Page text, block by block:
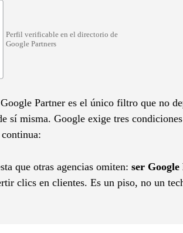
Perfil verificable en el directorio de
Google Partners
Partner es el único filtro que no
sí misma. Google exige tres
que otras agencias omiten: ser
clics en clientes. Es un piso, no un